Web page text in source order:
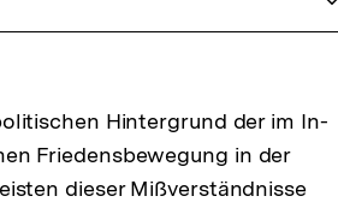
Hintergrund der im In-
Friedensbewegung in der
dieser Mißverständnisse